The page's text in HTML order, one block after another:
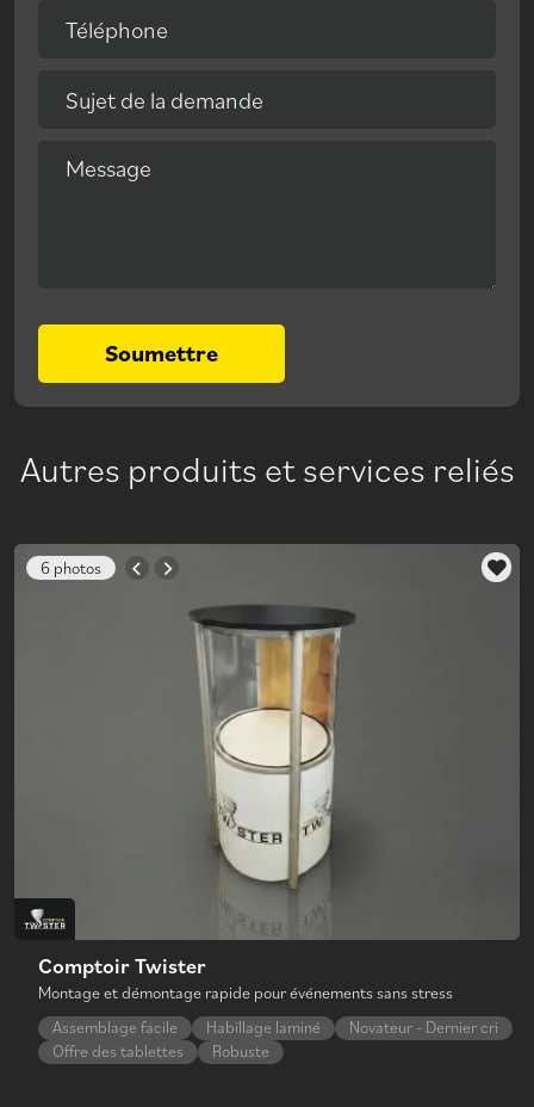
Téléphone
Sujet de la demande
Message
Soumettre
Autres produits et services reliés
6 photos
Comptoir Twister
Montage et démontage rapide pour événements sans stress
Assemblage facile
Habillage laminé
Novateur - Dernier cri
Offre des tablettes
Robuste